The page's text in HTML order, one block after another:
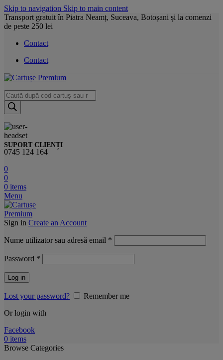
Skip to navigation Skip to main content
Transport gratuit în Piatra Neamț, Suceava, Botoșani și la comenzi
de peste 250 lei
Contact
Contact
Products
search
SUPORT CLIENȚI
0745 124 164
0
0
0 items
Menu
Sign in Create an Account
Nume utilizator sau adresă email *
Password *
Log in
Lost your password?
Remember me
Or login with
Facebook
0 items
Browse Categories